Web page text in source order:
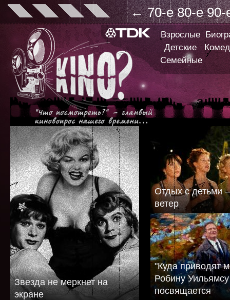
← 70-е 80-е 90-
Взрослые
Детские
Семейные
Звезда не меркнет на
экране
Отдых с детьми
ветер
"Куда приводят
Робину Уильямсу
посвящается